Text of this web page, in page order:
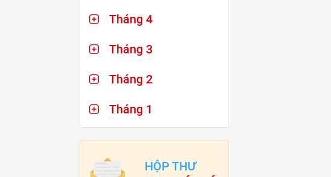
Tháng 4
Tháng 3
Tháng 2
Tháng 1
HỘP THƯ